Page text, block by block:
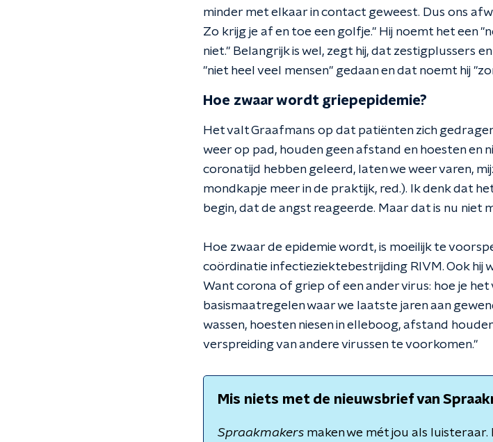
minder met elkaar in contact geweest. Dus ons
Zo krijg je af en toe een golfje." Hij noemt het een
niet." Belangrijk is wel, zegt hij, dat zestigplussers
"niet heel veel mensen" gedaan en dat noemt hij
Hoe zwaar wordt griepepidemie?
Het valt Graafmans op dat patiënten zich
weer op pad, houden geen afstand en hoesten en
coronatijd hebben geleerd, laten we weer varen,
mondkapje meer in de praktijk, red.). Ik denk dat
begin, dat de angst reageerde. Maar dat is nu niet
Hoe zwaar de epidemie wordt, is moeilijk te
coördinatie infectieziektebestrijding RIVM. Ook hij
Want corona of griep of een ander virus: hoe je
basismaatregelen waar we laatste jaren aan
wassen, hoesten niesen in elleboog, afstand
verspreiding van andere virussen te voorkomen."
Mis niets met de nieuwsbrief van
Spraakmakers maken we mét jou als luisteraar.